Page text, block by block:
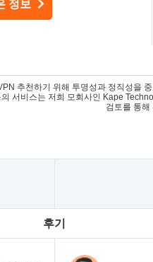
정보
추천하기 위해 투명성과 정직성을
서비스는 저희 모회사인 Kape
검토를 통해
후기